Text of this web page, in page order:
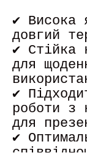
✔ Висока
довгий
✔ Стійка
для
✔
роботи з
для
✔